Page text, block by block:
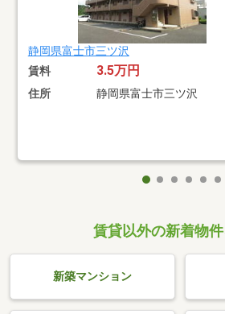
静岡県富士市三ツ沢
賃料 3.5万円
住所 静岡県富士市三ツ沢
賃貸以外の新着物
新築マンション